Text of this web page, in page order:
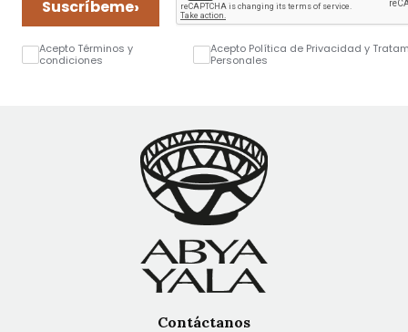
Suscríbeme›
Acepto Términos y
condiciones
Acepto Política de Privacidad y
Personales
Contáctanos